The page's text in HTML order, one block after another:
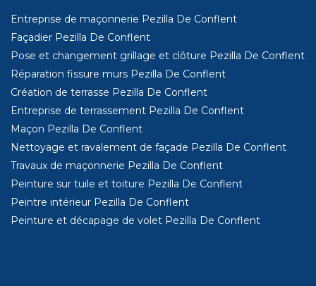
Entreprise de maçonnerie Pezilla De Conflent
Façadier Pezilla De Conflent
Pose et changement grillage et clôture Pezilla De Conflent
Réparation fissure murs Pezilla De Conflent
Création de terrasse Pezilla De Conflent
Entreprise de terrassement Pezilla De Conflent
Maçon Pezilla De Conflent
Nettoyage et ravalement de façade Pezilla De Conflent
Travaux de maçonnerie Pezilla De Conflent
Peinture sur tuile et toiture Pezilla De Conflent
Peintre intérieur Pezilla De Conflent
Peinture et décapage de volet Pezilla De Conflent